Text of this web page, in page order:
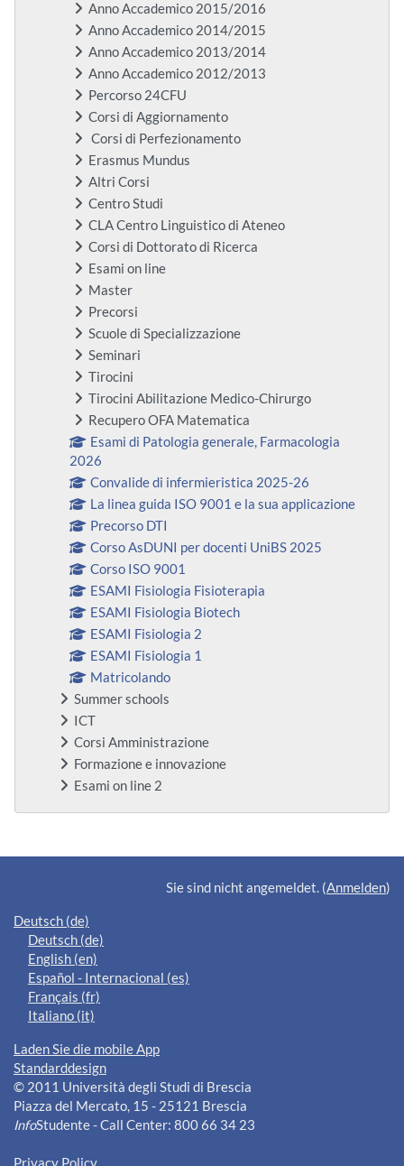
Anno Accademico 2015/2016
Anno Accademico 2014/2015
Anno Accademico 2013/2014
Anno Accademico 2012/2013
Percorso 24CFU
Corsi di Aggiornamento
Corsi di Perfezionamento
Erasmus Mundus
Altri Corsi
Centro Studi
CLA Centro Linguistico di Ateneo
Corsi di Dottorato di Ricerca
Esami on line
Master
Precorsi
Scuole di Specializzazione
Seminari
Tirocini
Tirocini Abilitazione Medico-Chirurgo
Recupero OFA Matematica
Esami di Patologia generale, Farmacologia
2026
Convalide di infermieristica 2025-26
La linea guida ISO 9001 e la sua applicazione
Precorso DTI
Corso AsDUNI per docenti UniBS 2025
Corso ISO 9001
ESAMI Fisiologia Fisioterapia
ESAMI Fisiologia Biotech
ESAMI Fisiologia 2
ESAMI Fisiologia 1
Matricolando
Summer schools
ICT
Corsi Amministrazione
Formazione e innovazione
Esami on line 2
Ergänzungsblöcke
Sie sind nicht angemeldet. (Anmelden)
Deutsch ‎(de)‎
Deutsch ‎(de)‎
English ‎(en)‎
Español - Internacional ‎(es)‎
Français ‎(fr)‎
Italiano ‎(it)‎
Laden Sie die mobile App
Standarddesign
© 2011 Università degli Studi di Brescia
Piazza del Mercato, 15 - 25121 Brescia
InfoStudente - Call Center: 800 66 34 23
Privacy Policy